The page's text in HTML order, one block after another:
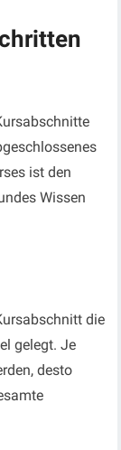
ist den
Wissen
die
gelegt. Je
desto